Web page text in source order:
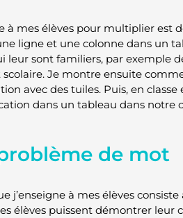
à mes élèves pour multiplier est
ligne et une colonne dans un
sont familiers, par exemple
scolaire. Je montre ensuite
avec des tuiles. Puis, en classe
dans un tableau dans notre
de mot
j’enseigne à mes élèves
élèves puissent démontrer leur